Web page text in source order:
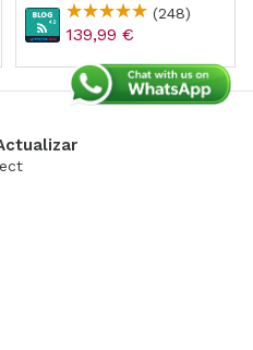
SEO
(248)
139,99 €